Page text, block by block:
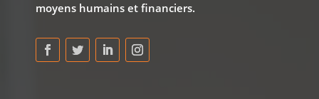
moyens humains et financiers.